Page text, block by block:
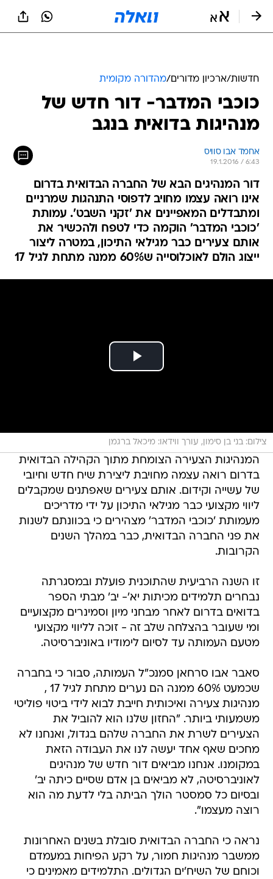
חדשות/ארכיון מדורים/מהדורה מקומית
כוכבי המדבר- דור חדש של
מנהיגות בדואית בנגב
אחמד אבו סוויס
19.1.2016 / 6:43
דור המנהיגים הבא של החברה הבדואית בדרום
אינו רואה עצמו מחויב לדפוסי התנהגות שמרניים
ומתבדלים המאפיינים את 'זקני השבט'. עמותת
'כוכבי המדבר' הוקמה כדי לטפח ולהכשיר את
אותם צעירים כבר מגילאי התיכון, במטרה ליצור
ייצוג הולם לאוכלוסייה ש60% ממנה מתחת לגיל 17
צילום: בני בן סימון, עורך ווידאו: מיכאל ברגמן
המנהיגות הצעירה הצומחת מתוך הקהילה הבדואית
בדרום רואה עצמה מחויבת ליצירת שיח חדש וחיובי
של עשייה וקידום. אותם צעירים שאפתנים שמקבלים
ליווי מקצועי כבר מגילאי התיכון על ידי מדריכים
מעמותת 'כוכבי המדבר' מצהירים כי בכוונתם לשנות
את פני החברה הבדואית, כבר במהלך השנים
הקרובות.
זו השנה הרביעית שהתוכנית פועלת ובמסגרתה
נבחרים תלמידים מכיתות יא'- יב' מבתי הספר
בדואים בדרום לאחר מבחני מיון וסמינרים מקצועיים
ומי שעובר בהצלחה שלב זה - זוכה לליווי מקצועי
מטעם העמותה עד לסיום לימודיו באוניברסיטה.
סאבר אבו סרחאן סמנכ"ל העמותה, סבור כי בחברה
שכמעט 60% ממנה הם נערים מתחת לגיל 17 ,
מנהיגות צעירה ואיכותית חייבת לבוא לידי ביטוי פוליטי
משמעותי ביותר. "החזון שלנו הוא להוביל את
הצעירים לשרת את החברה שלהם בגדול, ואנחנו לא
מחכים שאף אחד יעשה לנו את העבודה הזאת
במקומנו. אנחנו מביאים דור חדש של מנהיגים
לאוניברסיטה, לא מביאים בן אדם שסיים כיתה יב'
ובסיום כל סמסטר הולך הביתה בלי לדעת מה הוא
רוצה מעצמו".
נראה כי החברה הבדואית סובלת בשנים האחרונות
ממשבר מנהיגות חמור, על רקע הפיחות במעמדם
וכוחם של השיח'ים הגדולים. התלמידים מאמינים כי